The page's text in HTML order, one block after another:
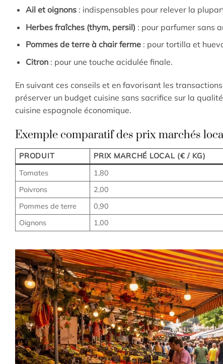
Ail et oignons: indispensables pour relever la
Herbes fraîches (thym, persil) : pour parfumer sans
Pommes de terre à chair ferme: pour tortilla et
Citron: pour une touche acidulée finale.
En suivant ces conseils et en favorisant les
préserver un budget cuisine sans sacrifice sur la
cuisine espagnole économique.
Exemple comparatif des prix marchés
PRODUIT PRIX MARCHÉ LOCAL (€ / KG)
Tomates
1,80
Poivrons
2,00
Pommes de terre
0,90
Oignons
1,00